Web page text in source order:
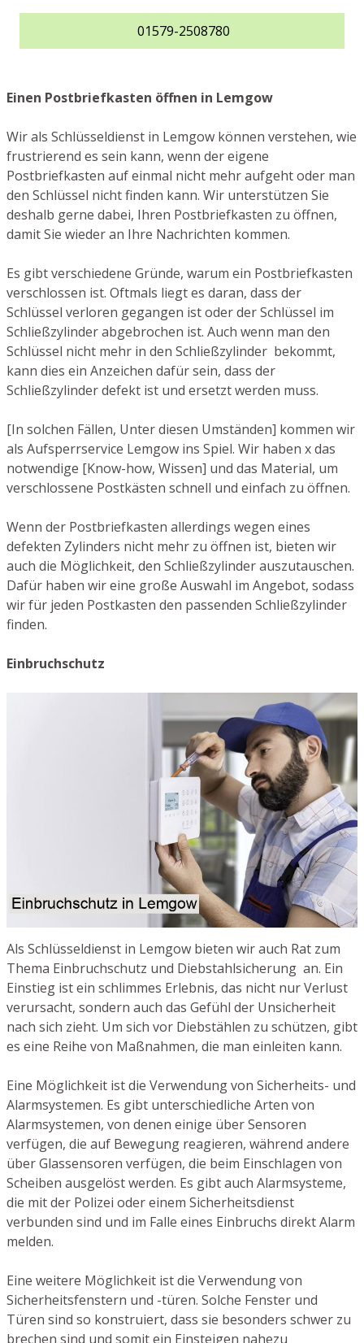
01579-2508780
Einen Postbriefkasten öffnen in Lemgow
Wir als Schlüsseldienst in Lemgow können verstehen, wie
frustrierend es sein kann, wenn der eigene
Postbriefkasten auf einmal nicht mehr aufgeht oder man
den Schlüssel nicht finden kann. Wir unterstützen Sie
deshalb gerne dabei, Ihren Postbriefkasten zu öffnen,
damit Sie wieder an Ihre Nachrichten kommen.
Es gibt verschiedene Gründe, warum ein Postbriefkasten
verschlossen ist. Oftmals liegt es daran, dass der
Schlüssel verloren gegangen ist oder der Schlüssel im
Schließzylinder abgebrochen ist. Auch wenn man den
Schlüssel nicht mehr in den Schließzylinder bekommt,
kann dies ein Anzeichen dafür sein, dass der
Schließzylinder defekt ist und ersetzt werden muss.
[In solchen Fällen, Unter diesen Umständen] kommen wir
als Aufsperrservice Lemgow ins Spiel. Wir haben x das
notwendige [Know-how, Wissen] und das Material, um
verschlossene Postkästen schnell und einfach zu öffnen.
Wenn der Postbriefkasten allerdings wegen eines
defekten Zylinders nicht mehr zu öffnen ist, bieten wir
auch die Möglichkeit, den Schließzylinder auszutauschen.
Dafür haben wir eine große Auswahl im Angebot, sodass
wir für jeden Postkasten den passenden Schließzylinder
finden.
Einbruchschutz
Als Schlüsseldienst in Lemgow bieten wir auch Rat zum
Thema Einbruchschutz und Diebstahlsicherung an. Ein
Einstieg ist ein schlimmes Erlebnis, das nicht nur Verlust
verursacht, sondern auch das Gefühl der Unsicherheit
nach sich zieht. Um sich vor Diebstählen zu schützen, gibt
es eine Reihe von Maßnahmen, die man einleiten kann.
Eine Möglichkeit ist die Verwendung von Sicherheits- und
Alarmsystemen. Es gibt unterschiedliche Arten von
Alarmsystemen, von denen einige über Sensoren
verfügen, die auf Bewegung reagieren, während andere
über Glassensoren verfügen, die beim Einschlagen von
Scheiben ausgelöst werden. Es gibt auch Alarmsysteme,
die mit der Polizei oder einem Sicherheitsdienst
verbunden sind und im Falle eines Einbruchs direkt Alarm
melden.
Eine weitere Möglichkeit ist die Verwendung von
Sicherheitsfenstern und -türen. Solche Fenster und
Türen sind so konstruiert, dass sie besonders schwer zu
brechen sind und somit ein Einsteigen nahezu